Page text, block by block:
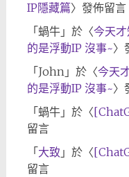
IP隱藏篇〉發佈留言
「 蝸牛」於〈今天
的是浮動IP 沒事~〉
「 John」於〈今天
的是浮動IP 沒事~〉
「 蝸牛」於〈
留言
「 大致 」於〈
留言